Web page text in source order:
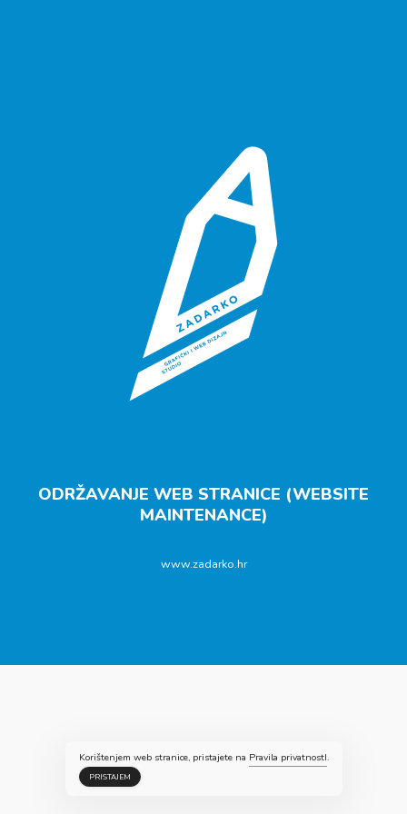
ODRŽAVANJE WEB STRANICE (WEBSITE
MAINTENANCE)
www.zadarko.hr
Korištenjem web stranice, pristajete na Pravila privatnostI.
PRISTAJEM